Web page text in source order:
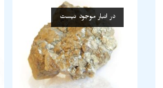
در انبار موجود نیست